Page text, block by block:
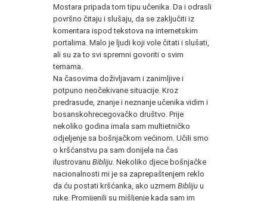
Mostara pripada tom tipu učenika. Da i odrasli
površno čitaju i slušaju, da se zaključiti iz
komentara ispod tekstova na internetskim
portalima. Malo je ljudi koji vole čitati i slušati,
ali su za to svi spremni govoriti o svim
temama.
Na časovima doživljavam i zanimljive i
potpuno neočekivane situacije. Kroz
predrasude, znanje i neznanje učenika vidim i
bosanskohrecegovačko društvo. Prije
nekoliko godina imala sam multietničko
odjeljenje sa bošnjačkom većinom. Učili smo
o kršćanstvu pa sam donijela na čas
ilustrovanu Bibliju . Nekoliko djece bošnjačke
nacionalnosti mi je sa zaprepaštenjem reklo
da ću postati kršćanka, ako uzmem Bibliju u
ruke. Promijenili su mišljenje kada sam im